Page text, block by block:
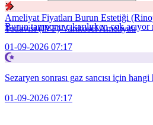
Burun tamponu çıkarılırken çok
01-09-2026 07:17
Sezaryen sonrası gaz sancısı için
01-09-2026 07:17
Ameliyat Fiyatları Burun Estetiği
Tedavisi (IVF)Varikosel Ameliyatı